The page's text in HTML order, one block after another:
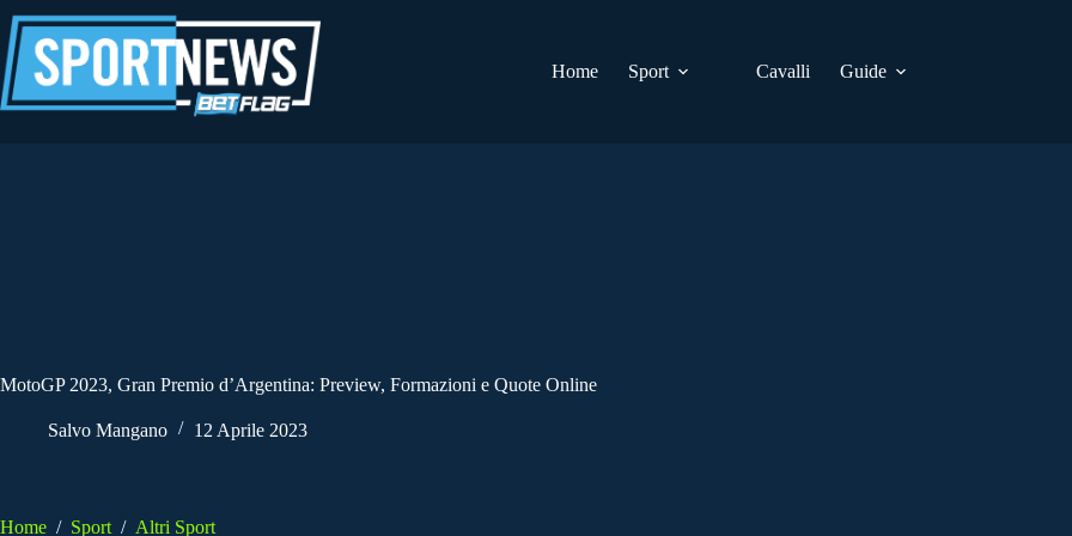
al
contenuto
Home
Sport Cavalli Guide
MotoGP 2023, Gran Premio d’Argentina: Preview, Formazioni e Quote Online
Salvo Mangano 12 Aprile 2023
Home / Sport / Altri Sport